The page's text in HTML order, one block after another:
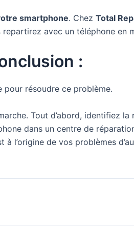
smartphone. Chez Total
repartirez avec un téléphone en
:
pour résoudre ce problème.
Tout d’abord, identifiez
dans un centre de
l’origine de vos problèmes